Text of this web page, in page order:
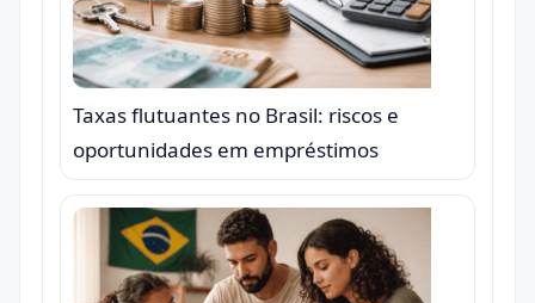
Taxas flutuantes no Brasil: riscos e
oportunidades em empréstimos